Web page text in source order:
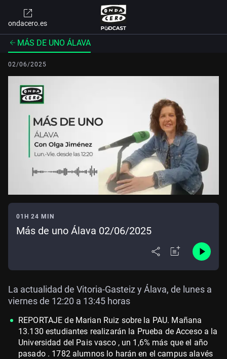
ondacero.es
MÁS DE UNO ÁLAVA
02/06/2025
01H 24 MIN
Más de uno Álava 02/06/2025
La actualidad de Vitoria-Gasteiz y Álava, de lunes a
viernes de 12:20 a 13:45 horas
REPORTAJE de Marian Ruiz sobre la PAU. Mañana
13.130 estudiantes realizarán la Prueba de Acceso a la
Universidad del Pais vasco , un 1,6% más que el año
pasado . 1782 alumnos lo harán en el campus alavés